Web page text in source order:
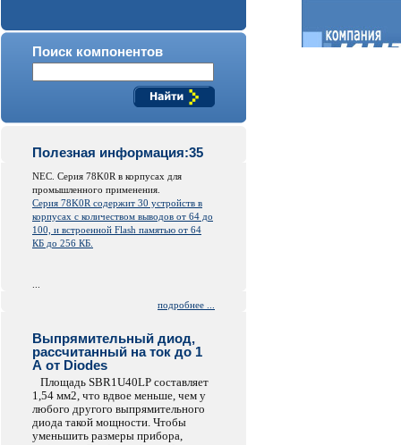
Поиск компонентов
Полезная информация:35
NEC. Серия 78K0R в корпусах для
промышленного применения.
Серия 78K0R содержит 30 устройств в
корпусах с количеством выводов от 64 до
100, и встроенной Flash памятью от 64
КБ до 256 КБ.
подробнее ...
Выпрямительный диод,
рассчитанный на ток до 1
А от Diodes
Площадь SBR1U40LP составляет
1,54 мм2, что вдвое меньше, чем у
любого другого выпрямительного
диода такой мощности. Чтобы
уменьшить размеры прибора,